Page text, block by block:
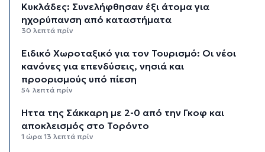
Κυκλάδες: Συνελήφθησαν έξι άτομα για
ηχορύπανση από καταστήματα
30 λεπτά πρίν
Ειδικό Χωροταξικό για τον Τουρισμό: Οι νέοι
κανόνες για επενδύσεις, νησιά και
προορισμούς υπό πίεση
54 λεπτά πρίν
Ήττα της Σάκκαρη με 2-0 από την Γκοφ και
αποκλεισμός στο Τορόντο
1 ώρα 13 λεπτά πρίν